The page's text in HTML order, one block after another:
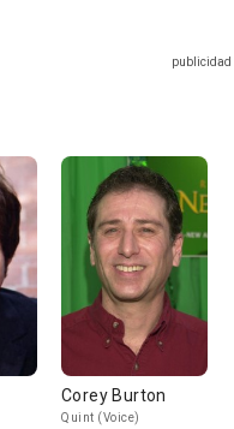
Corey Burton
Quint (Voice)